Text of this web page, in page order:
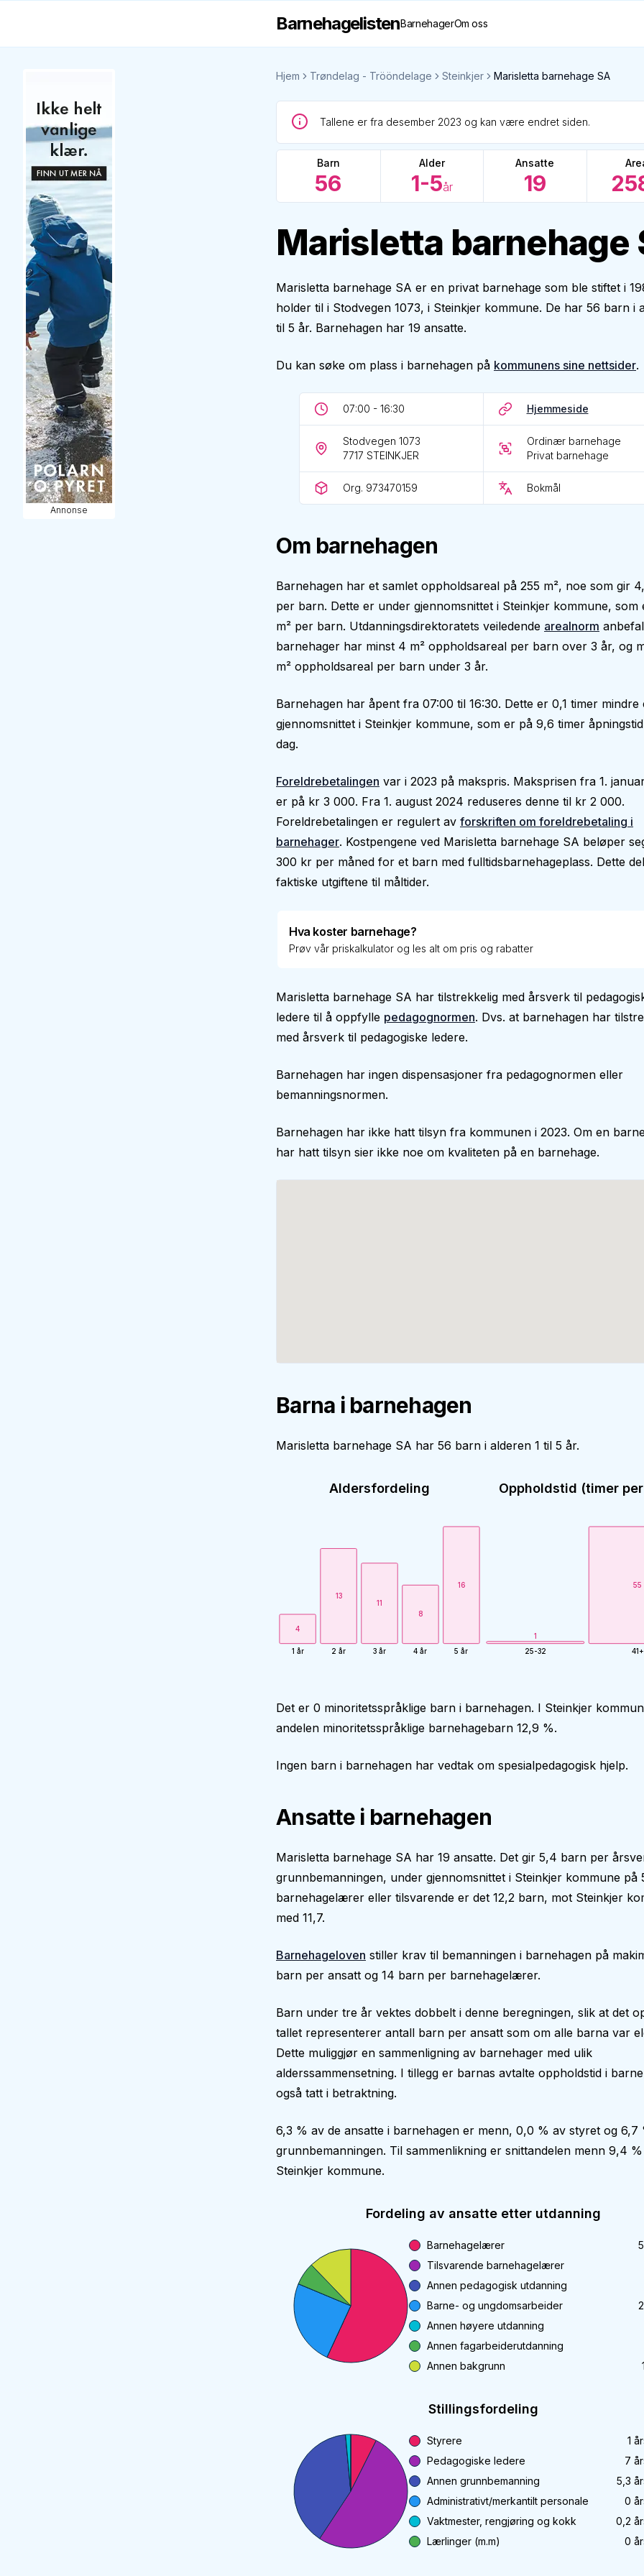
BarnehagelistenBarnehagerOm oss
Annonse
Hjem Trøndelag - Trööndelage Steinkjer Marisletta barnehage SA
Tallene er fra desember 2023 og kan være endret siden.
Barn
56
Alder
1-5år
Ansatte
19
Marisletta barnehage
Marisletta barnehage SA er en privat barnehage som ble stiftet i
holder til i Stodvegen 1073, i Steinkjer kommune. De har 56 barn i
til 5 år. Barnehagen har 19 ansatte.
Du kan søke om plass i barnehagen på kommunens sine nettsider.
07:00 - 16:30 Hjemmeside
Stodvegen 1073
7717 STEINKJER
Ordinær barnehage
Privat barnehage
Org. 973470159 Bokmål
Om barnehagen
Barnehagen har et samlet oppholdsareal på 255 m², noe som gir
per barn. Dette er under gjennomsnittet i Steinkjer kommune, som
m² per barn. Utdanningsdirektoratets veiledende arealnorm
barnehager har minst 4 m² oppholdsareal per barn over 3 år, og
m² oppholdsareal per barn under 3 år.
Barnehagen har åpent fra 07:00 til 16:30. Dette er 0,1 timer mindre
gjennomsnittet i Steinkjer kommune, som er på 9,6 timer
dag.
Foreldrebetalingen var i 2023 på makspris. Maksprisen fra 1.
er på kr 3 000. Fra 1. august 2024 reduseres denne til kr 2 000.
Foreldrebetalingen er regulert av forskriften om foreldrebetaling i
barnehager. Kostpengene ved Marisletta barnehage SA beløper
300 kr per måned for et barn med fulltidsbarnehageplass. Dette
faktiske utgiftene til måltider.
Hva koster barnehage?
Prøv vår priskalkulator og les alt om pris og rabatter
Marisletta barnehage SA har tilstrekkelig med årsverk til
ledere til å oppfylle pedagognormen. Dvs. at barnehagen har
med årsverk til pedagogiske ledere.
Barnehagen har ingen dispensasjoner fra pedagognormen eller
bemanningsnormen.
Barnehagen har ikke hatt tilsyn fra kommunen i 2023. Om en
har hatt tilsyn sier ikke noe om kvaliteten på en barnehage.
Barna i barnehagen
Marisletta barnehage SA har 56 barn i alderen 1 til 5 år.
Aldersfordeling
4
1 år
13
2 år
11
3 år
8
4 år
16
5 år
Oppholdstid (timer
1
25-32
55
41+
Det er 0 minoritetsspråklige barn i barnehagen. I Steinkjer
andelen minoritetsspråklige barnehagebarn 12,9 %.
Ingen barn i barnehagen har vedtak om spesialpedagogisk hjelp.
Ansatte i barnehagen
Marisletta barnehage SA har 19 ansatte. Det gir 5,4 barn per
grunnbemanningen, under gjennomsnittet i Steinkjer kommune på
barnehagelærer eller tilsvarende er det 12,2 barn, mot Steinkjer
med 11,7.
Barnehageloven stiller krav til bemanningen i barnehagen på
barn per ansatt og 14 barn per barnehagelærer.
Barn under tre år vektes dobbelt i denne beregningen, slik at det
tallet representerer antall barn per ansatt som om alle barna var
Dette muliggjør en sammenligning av barnehager med ulik
alderssammensetning. I tillegg er barnas avtalte oppholdstid i
også tatt i betraktning.
6,3 % av de ansatte i barnehagen er menn, 0,0 % av styret og 6,7
grunnbemanningen. Til sammenlikning er snittandelen menn 9,4
Steinkjer kommune.
Fordeling av ansatte etter utdanning
Barnehagelærer
Tilsvarende barnehagelærer
Annen pedagogisk utdanning
Barne- og ungdomsarbeider
Annen høyere utdanning
Annen fagarbeiderutdanning
Annen bakgrunn
Stillingsfordeling
Styrere 1
Pedagogiske ledere
7
Annen grunnbemanning
5,3
Administrativt/merkantilt personale
0
Vaktmester, rengjøring og kokk
0,2
Lærlinger (m.m)
0